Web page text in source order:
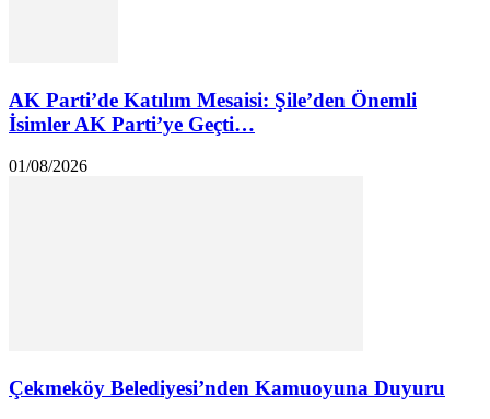
AK Parti’de Katılım Mesaisi: Şile’den Önemli
İsimler AK Parti’ye Geçti…
01/08/2026
Çekmeköy Belediyesi’nden Kamuoyuna Duyuru